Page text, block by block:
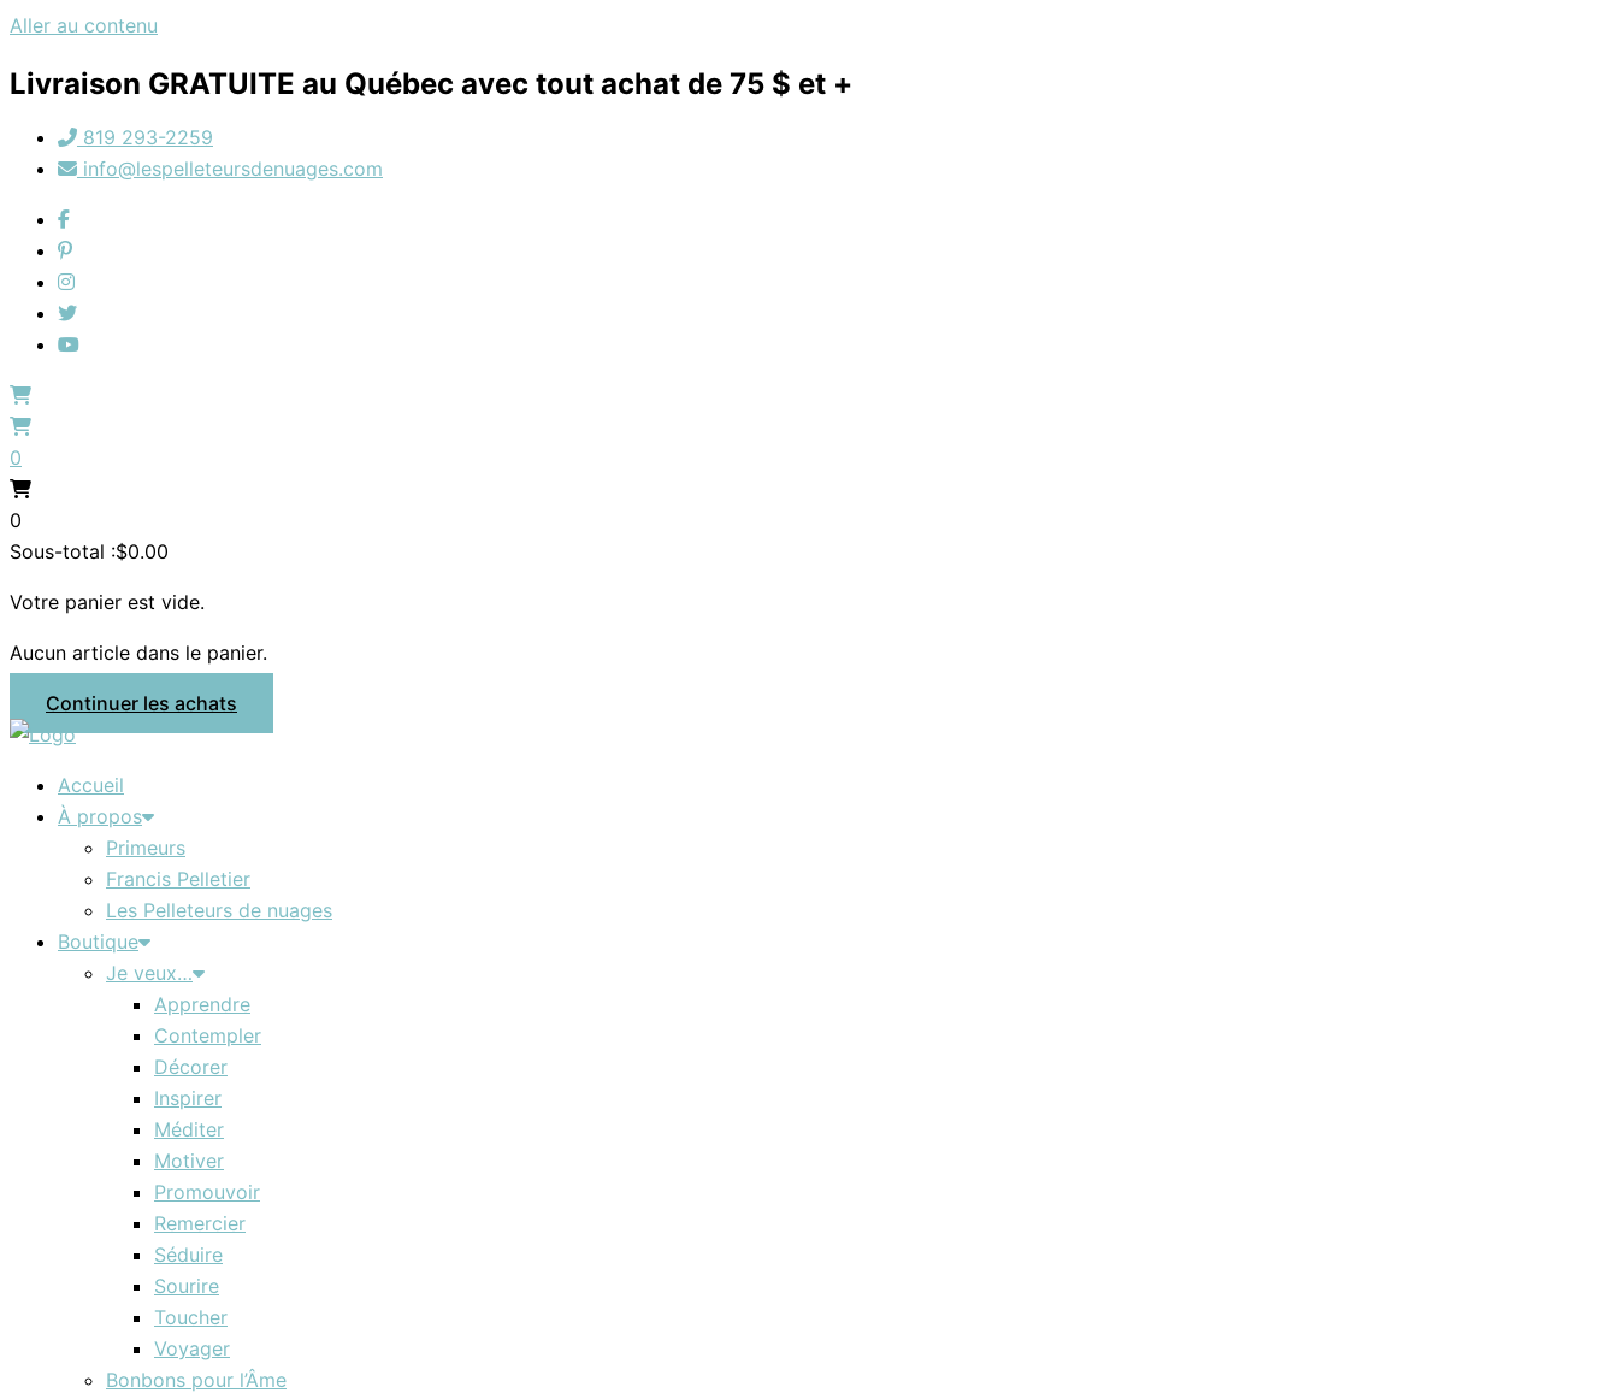
Aller au contenu
Livraison GRATUITE au Québec avec tout achat de 75 $ et +
819 293-2259
info@lespelleteursdenuages.com
0
0
Sous-total :$0.00
Votre panier est vide.
Aucun article dans le panier.
Continuer les achats
Accueil
À propos
Primeurs
Francis Pelletier
Les Pelleteurs de nuages
Boutique
Je veux…
Apprendre
Contempler
Décorer
Inspirer
Méditer
Motiver
Promouvoir
Remercier
Séduire
Sourire
Toucher
Voyager
Bonbons pour l’Âme